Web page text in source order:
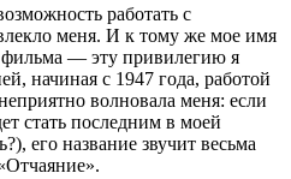
работать с
меня. И к тому же мое имя
фильма — эту привилегию я
начиная с 1947 года, работой
волновала меня: если
стать последним в моей
его название звучит весьма